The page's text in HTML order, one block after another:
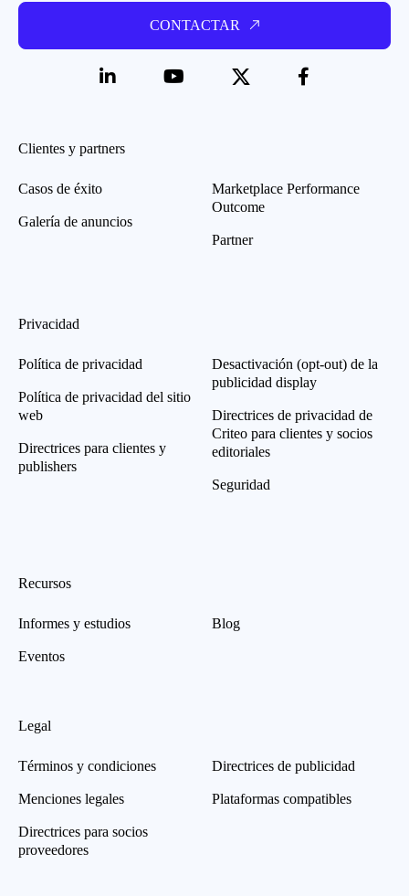
CONTACTAR
Clientes y partners
Casos de éxito
Galería de anuncios
Marketplace Performance
Outcome
Partner
Privacidad
Política de privacidad
Política de privacidad del sitio
web
Directrices para clientes y
publishers
Desactivación (opt-out) de la
publicidad display
Directrices de privacidad de
Criteo para clientes y socios
editoriales
Seguridad
Recursos
Informes y estudios
Eventos
Blog
Legal
Términos y condiciones
Menciones legales
Directrices para socios
proveedores
Directrices de publicidad
Plataformas compatibles